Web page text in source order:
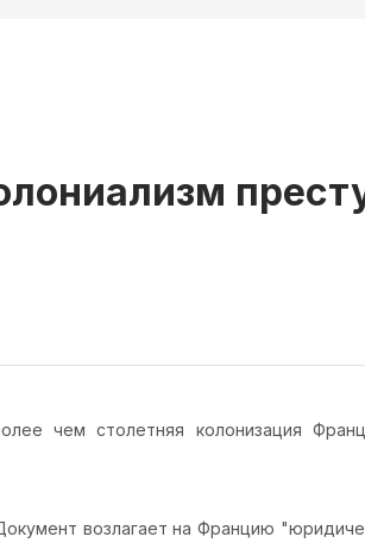
чем столетняя колонизация
возлагает на Францию